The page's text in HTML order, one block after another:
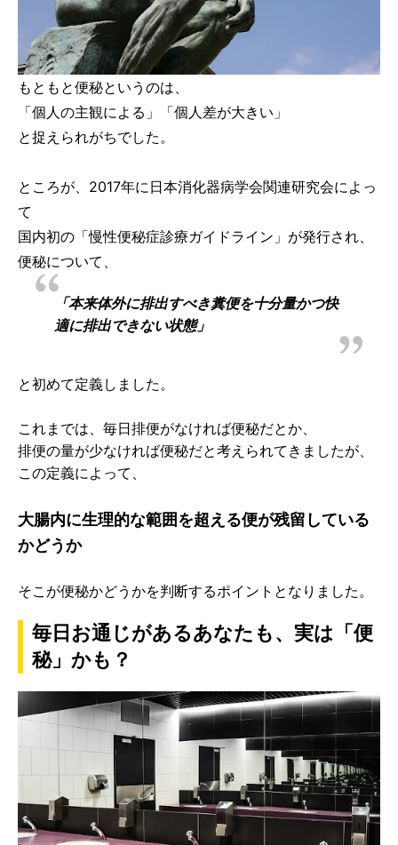
もともと便秘というのは、
「個人の主観による」「個人差が大きい」
と捉えられがちでした。
ところが、2017年に日本消化器病学会関連研究会によっ
て
国内初の「慢性便秘症診療ガイドライン」が発行され、
便秘について、
「本来体外に排出すべき糞便を十分量かつ快
適に排出できない状態」
と初めて定義しました。
これまでは、毎日排便がなければ便秘だとか、
排便の量が少なければ便秘だと考えられてきましたが、
この定義によって、
大腸内に生理的な範囲を超える便が残留している
かどうか
そこが便秘かどうかを判断するポイントとなりました。
毎日お通じがあるあなたも、実は「便
秘」かも？